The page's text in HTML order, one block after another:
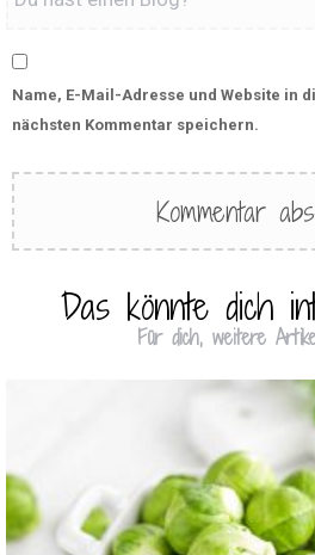
Name, E-Mail-Adresse und Website in
nächsten Kommentar speichern.
Das könnte dich
Für dich, weitere